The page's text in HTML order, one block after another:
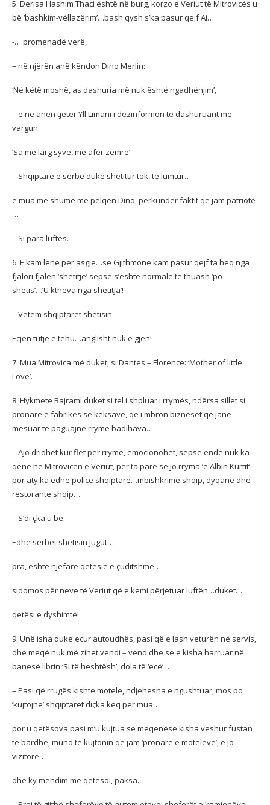
5. Derisa Hashim Thaçi është në burg, korzo e Veriut të Mitrovicës u
bë ‘bashkim-vëllazërim’…bash qysh s’ka pasur qejf Ai…
-….promenadë verë,
– në njërën anë këndon Dino Merlin:
‘Në këtë moshë, as dashuria më nuk është ngadhënjim’,
– e në anën tjetër Yll Limani i dezinformon të dashuruarit me
vargun:
‘Sa më larg syve, më afër zemre’.
– Shqiptarë e serbë duke shetitur tok, të lumtur…
e mua më shumë më pëlqen Dino, përkundër faktit që jam patriote
…
– Si para luftës.
6. E kam lënë për asgjë…se Gjithmonë kam pasur qejf ta heq nga
fjalori fjalën ‘shëtitje’ sepse s’është normale të thuash ‘po
shëtis’…’U ktheva nga shëtitja’!
– Vetëm shqiptarët shëtisin.
Ecjen tutje e tehu…anglisht nuk e gjen!
7. Mua Mitrovica më duket, si Dantes – Florence: ‘Mother of little
Love’.
8. Hykmete Bajrami duket si tel i shpluar i rrymës, ndërsa sillet si
pronare e fabrikës së keksave, që i mbron bizneset që janë
mësuar të paguajnë rrymë badihava…
– Ajo dridhet kur flet për rrymë, emocionohet, sepse ende nuk ka
qenë në Mitrovicën e Veriut, për ta parë se jo rryma ‘e Albin Kurtit’,
por aty ka edhe policë shqiptarë…mbishkrime shqip, dyqane dhe
restorante shqip…
– S’di çka u bë:
Edhe serbët shëtisin Jugut…
pra, është njëfarë qetësie e çuditshme…
sidomos për neve të Veriut që e kemi përjetuar luftën…duket…
qetësi e dyshimtë!
9. Unë isha duke ecur autoudhës, pasi që e lash veturën në servis,
dhe meqë nuk më zihet vendi – vend dhe se e kisha harruar në
banesë librin ‘Si të heshtësh’, dola të ‘ecë’ …
– Pasi që rrugës kishte motele, ndjehesha e ngushtuar, mos po
‘kujtojnë’ shqiptarët diçka keq për mua…
por u qetësova pasi m’u kujtua se meqenëse kisha veshur fustan
të bardhë, mund të kujtonin që jam ‘pronare e moteleve’, e jo
vizitore…
dhe ky mendim më qetësoi, paksa.